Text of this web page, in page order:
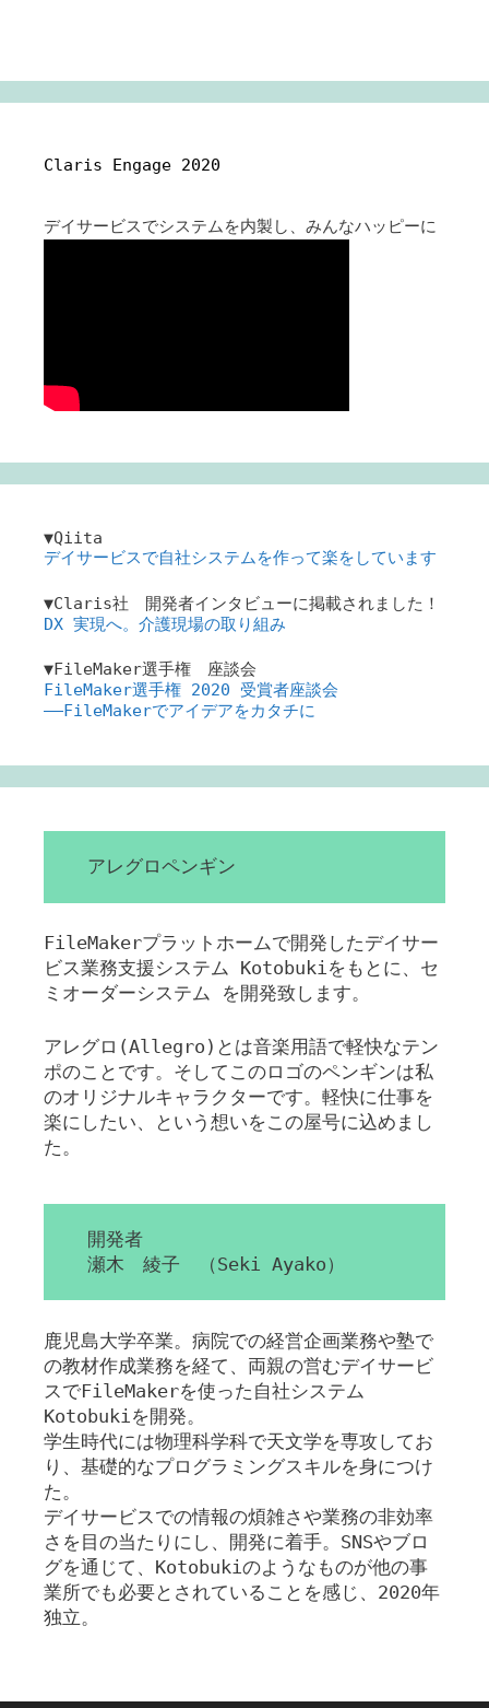
Claris Engage 2020
デイサービスでシステムを内製し、みんなハッピーに
▼Qiita
デイサービスで自社システムを作って楽をしています
▼Claris社 開発者インタビューに掲載されました！
DX 実現へ。介護現場の取り組み
▼FileMaker選手権 座談会
FileMaker選手権 2020 受賞者座談会
――FileMakerでアイデアをカタチに
アレグロペンギン
FileMakerプラットホームで開発したデイサー
ビス業務支援システム Kotobukiをもとに、セ
ミオーダーシステム を開発致します。
アレグロ(Allegro)とは音楽用語で軽快なテン
ポのことです。そしてこのロゴのペンギンは私
のオリジナルキャラクターです。軽快に仕事を
楽にしたい、という想いをこの屋号に込めまし
た。
開発者
瀬木 綾子 （Seki Ayako）
鹿児島大学卒業。病院での経営企画業務や塾で
の教材作成業務を経て、両親の営むデイサービ
スでFileMakerを使った自社システム
Kotobukiを開発。
学生時代には物理科学科で天文学を専攻してお
り、基礎的なプログラミングスキルを身につけ
た。
デイサービスでの情報の煩雑さや業務の非効率
さを目の当たりにし、開発に着手。SNSやブロ
グを通じて、Kotobukiのようなものが他の事
業所でも必要とされていることを感じ、2020年
独立。